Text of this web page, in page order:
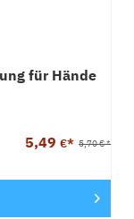
für Hände
5,49 €* 5,70 € *